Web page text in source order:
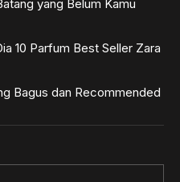
yang Belum Kamu
10 Parfum Best Seller Zara
Bagus dan Recommended